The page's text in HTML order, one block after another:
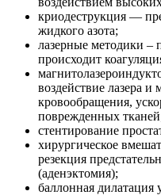
криодеструкция —
жидкого азота;
лазерные методики –
происходит
воздействие лазера и
кровообращения,
поврежденных
стентирование
хирургическое
резекция
(аденэктомия);
баллонная дилатация